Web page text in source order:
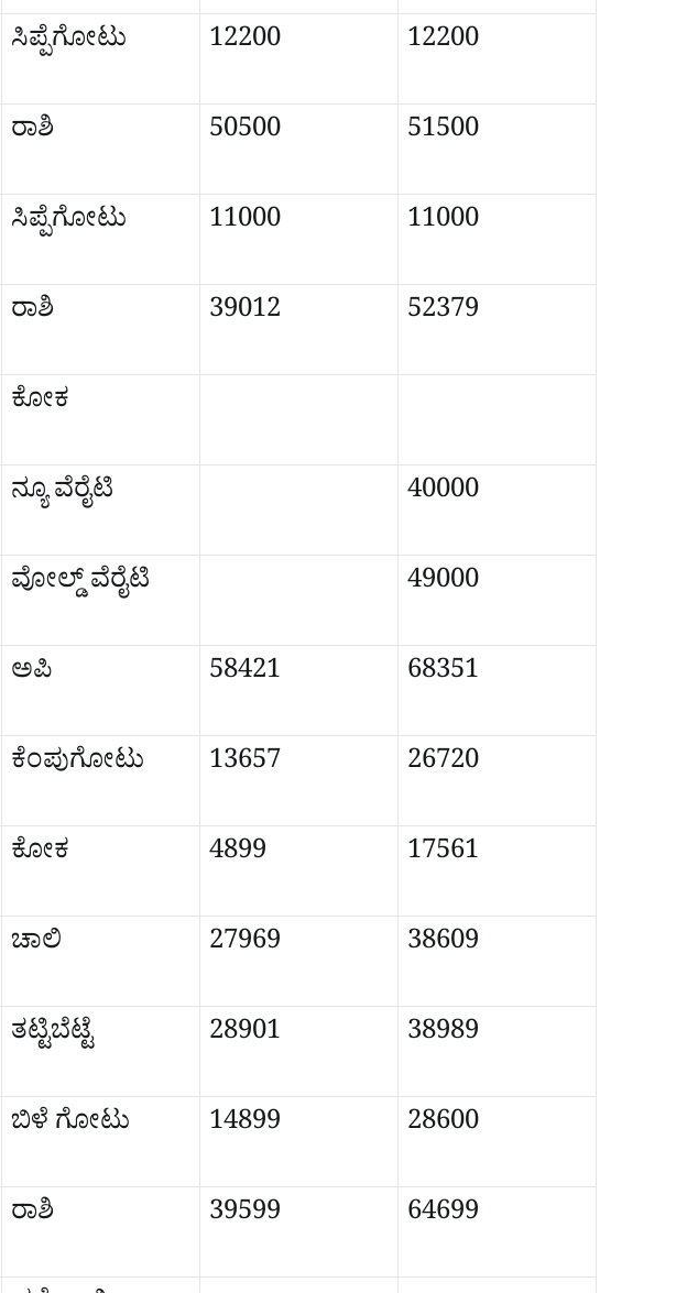
ಸಿಪ್ಪೆಗೋಟು 12200 12200
ರಾಶಿ 50500 51500
ಸಿಪ್ಪೆಗೋಟು 11000 11000
ರಾಶಿ 39012 52379
ಕೋಕ
ನ್ಯೂ ವೆರೈಟಿ 40000
ವೋಲ್ಡ್ ವೆರೈಟಿ 49000
ಅಪಿ 58421 68351
ಕೆಂಪುಗೋಟು 13657 26720
ಕೋಕ 4899 17561
ಚಾಲಿ 27969 38609
ತಟ್ಟಿಬೆಟ್ಟೆ 28901 38989
ಬಿಳೆ ಗೋಟು 14899 28600
ರಾಶಿ 39599 64699